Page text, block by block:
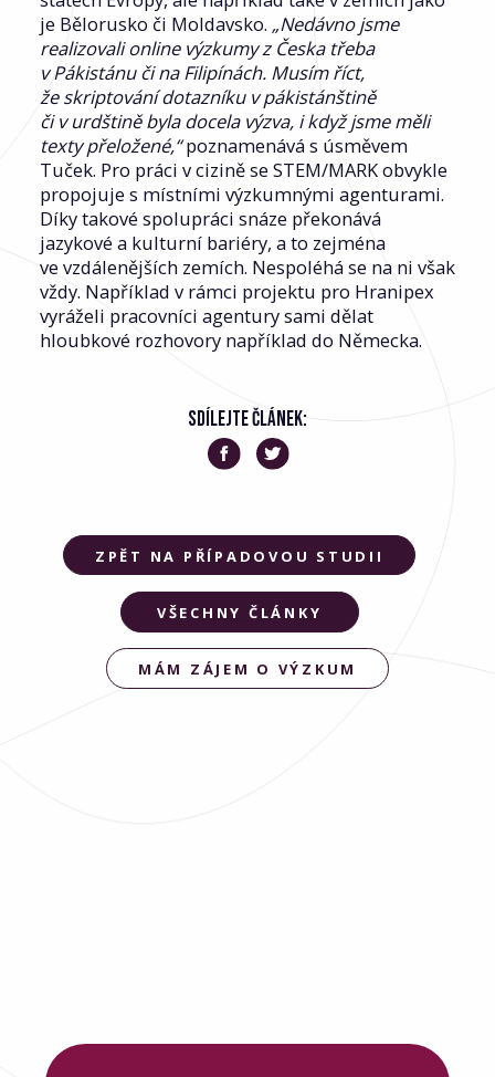
je Bělorusko či Moldavsko. „Nedávno jsme
realizovali online výzkumy z Česka třeba
v Pákistánu či na Filipínách. Musím říct,
že skriptování dotazníku v pákistánštině
či v urdštině byla docela výzva, i když jsme měli
texty přeložené,“poznamenává s úsměvem
Tuček. Pro práci v cizině se STEM/MARK obvykle
propojuje s místními výzkumnými agenturami.
Díky takové spolupráci snáze překonává
jazykové a kulturní bariéry, a to zejména
ve vzdálenějších zemích. Nespoléhá se na ni však
vždy. Například v rámci projektu pro Hranipex
vyráželi pracovníci agentury sami dělat
hloubkové rozhovory například do Německa.
SDÍLEJTE ČLÁNEK:
ZPĚT NA PŘÍPADOVOU STUDII
VŠECHNY ČLÁNKY
MÁM ZÁJEM O VÝZKUM